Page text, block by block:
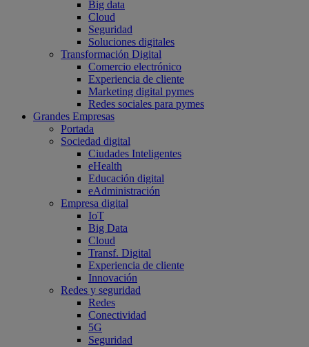
Big data
Cloud
Seguridad
Soluciones digitales
Transformación Digital
Comercio electrónico
Experiencia de cliente
Marketing digital pymes
Redes sociales para pymes
Grandes Empresas
Portada
Sociedad digital
Ciudades Inteligentes
eHealth
Educación digital
eAdministración
Empresa digital
IoT
Big Data
Cloud
Transf. Digital
Experiencia de cliente
Innovación
Redes y seguridad
Redes
Conectividad
5G
Seguridad